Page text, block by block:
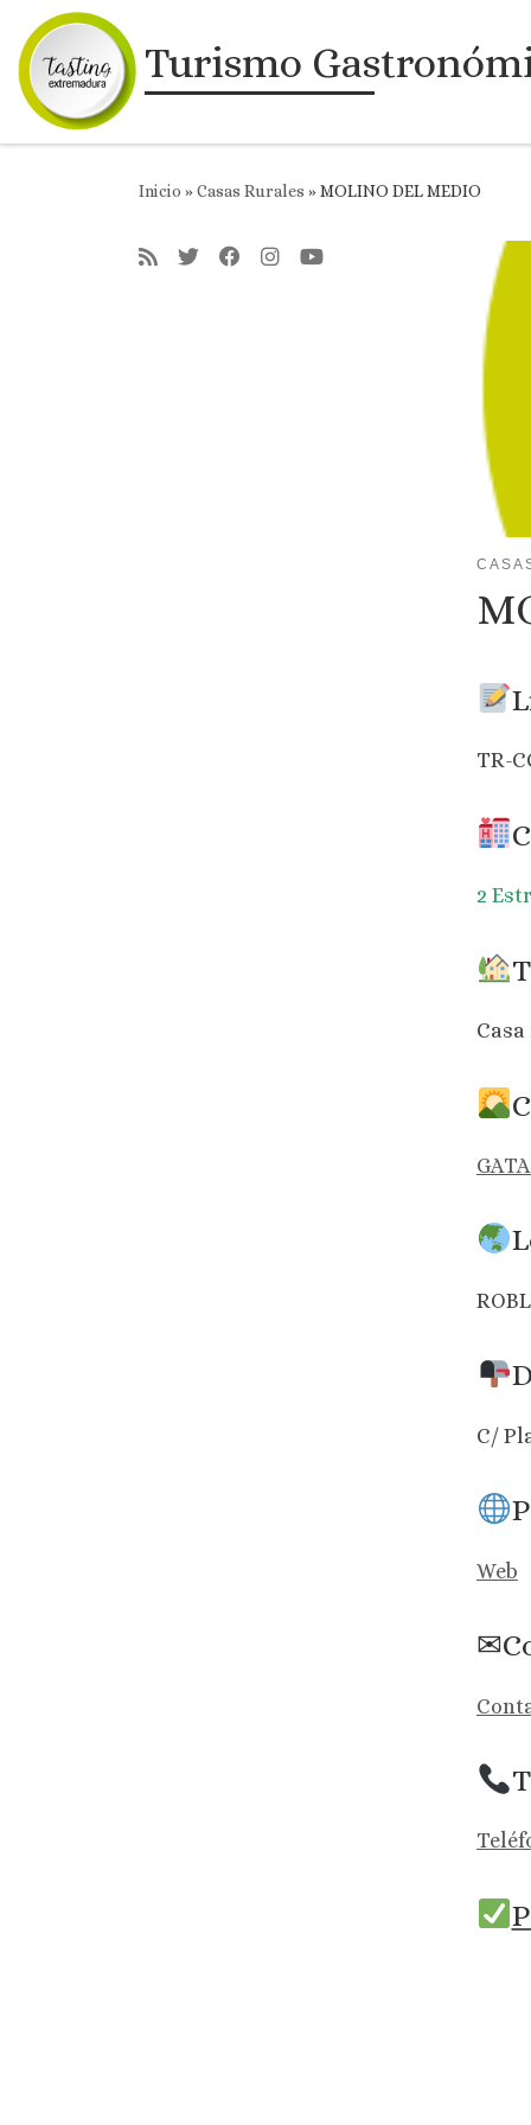
Saltar al contenido
Turismo
Inicio »Casas Rurales »MOLINO DEL MEDIO
TR-
2
GATA
C/
Web